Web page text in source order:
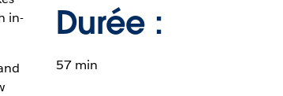
in-
Durée :
57 min